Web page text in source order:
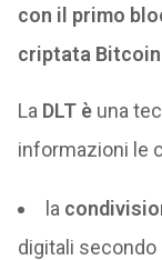
con il primo
criptata
La DLT èuna
informazioni le
la
digitali secondo